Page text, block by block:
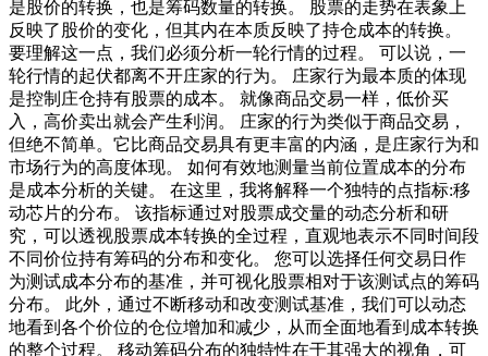
是股价的转换，也是筹码数量的转换。 股票的走势在表象上
反映了股价的变化，但其内在本质反映了持仓成本的转换。
要理解这一点，我们必须分析一轮行情的过程。 可以说，一
轮行情的起伏都离不开庄家的行为。 庄家行为最本质的体现
是控制庄仓持有股票的成本。 就像商品交易一样，低价买
入，高价卖出就会产生利润。 庄家的行为类似于商品交易，
但绝不简单。它比商品交易具有更丰富的内涵，是庄家行为和
市场行为的高度体现。 如何有效地测量当前位置成本的分布
是成本分析的关键。 在这里，我将解释一个独特的点指标:移
动芯片的分布。 该指标通过对股票成交量的动态分析和研
究，可以透视股票成本转换的全过程，直观地表示不同时间段
不同价位持有筹码的分布和变化。 您可以选择任何交易日作
为测试成本分布的基准，并可视化股票相对于该测试点的筹码
分布。 此外，通过不断移动和改变测试基准，我们可以动态
地看到各个价位的仓位增加和减少，从而全面地看到成本转换
的整个过程。 移动筹码分布的独特性在于其强大的视角，可